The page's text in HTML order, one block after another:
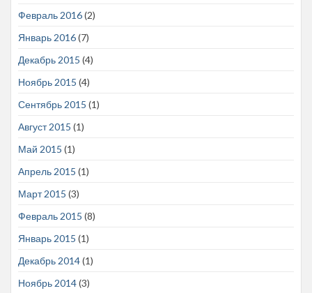
Февраль 2016(2)
Январь 2016(7)
Декабрь 2015 (4)
Ноябрь 2015 (4)
Сентябрь 2015 (1)
Август 2015 (1)
Май 2015 (1)
Апрель 2015 (1)
Март 2015 (3)
Февраль 2015 (8)
Январь 2015 (1)
Декабрь 2014(1)
Ноябрь 2014(3)